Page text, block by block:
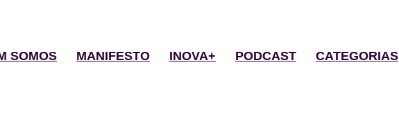
SOMOS MANIFESTO INOVA+ PODCAST CATEGORIAS